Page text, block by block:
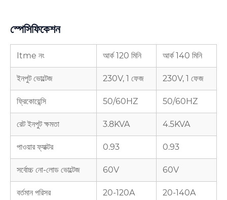
স্পেসিফিকেশন
Itme নং আর্ক 120 মিনি আর্ক 140 মিনি
ইনপুট ভোল্টেজ 230V, 1 ফেজ 230V, 1 ফেজ
ফ্রিকোয়েন্সি 50/60HZ 50/60HZ
রেট ইনপুট ক্ষমতা 3.8KVA 4.5KVA
পাওয়ার ফ্যাক্টর 0.93 0.93
সর্বোচ্চ নো-লোড ভোল্টেজ 60V 60V
বর্তমান পরিসর 20-120A 20-140A